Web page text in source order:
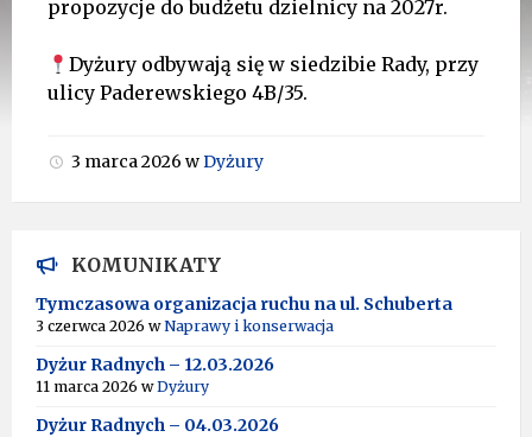
propozycje do budżetu dzielnicy na 2027r.
Dyżury odbywają się w siedzibie Rady, przy
ulicy Paderewskiego 4B/35.
3 marca 2026 wDyżury
KOMUNIKATY
Tymczasowa organizacja ruchu na ul. Schuberta
3 czerwca 2026 wNaprawy i konserwacja
Dyżur Radnych – 12.03.2026
11 marca 2026 wDyżury
Dyżur Radnych – 04.03.2026